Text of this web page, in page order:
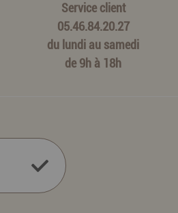
Service client
05.46.84.20.27
du lundi au samedi
de 9h à 18h